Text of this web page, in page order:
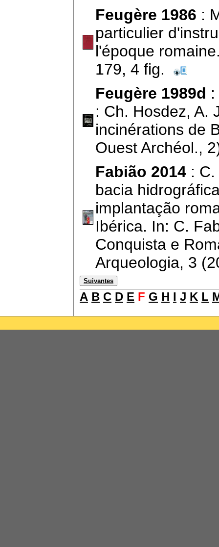
Feugère 1986 :
particulier
l'époque
179, 4 fig.
Feugère 1989d
: Ch. Hosdez, A.
incinérations de
Ouest Archéol.,
Fabião 2014 :
bacia
implantação
Ibérica. In: C.
Conquista e
Arqueologia, 3
Suivantes
A B C D E F G H I J K L